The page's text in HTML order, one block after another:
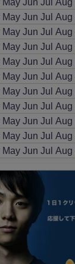
May Jun Jul Aug
May Jun Jul Aug
May Jun Jul Aug
May Jun Jul Aug
May Jun Jul Aug
May Jun Jul Aug
May Jun Jul Aug
May Jun Jul Aug
May Jun Jul Aug
May Jun Jul Aug